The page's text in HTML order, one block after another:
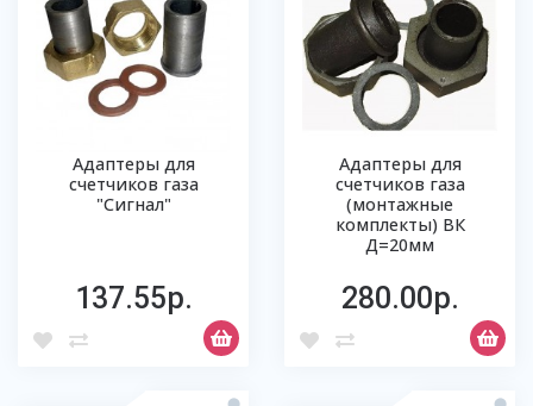
Адаптеры для
счетчиков газа
"Сигнал"
137.55р.
Адаптеры для
счетчиков газа
(монтажные
комплекты) ВК
Д=20мм
280.00р.